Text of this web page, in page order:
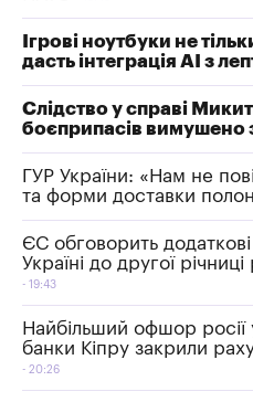
Ігрові ноутбуки не
дасть інтеграція AI з
Слідство у справі
боєприпасів вимушено
ГУР України: «Нам не
та форми доставки
ЄС обговорить
Україні до другої
19:43
Найбільший офшор росії
банки Кіпру закрили
20:26